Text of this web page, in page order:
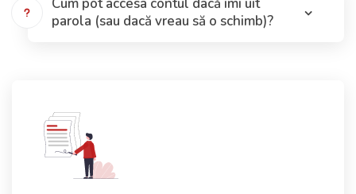
Cum pot accesa contul dacă îmi uit
parola (sau dacă vreau să o schimb)?